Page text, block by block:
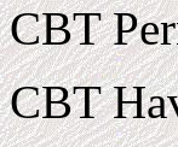
CBT
CBT